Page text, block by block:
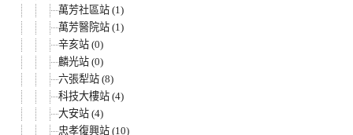
萬芳社區站 (1)
萬芳醫院站 (1)
辛亥站 (0)
麟光站 (0)
六張犁站 (8)
科技大樓站 (4)
大安站 (4)
忠孝復興站 (10)